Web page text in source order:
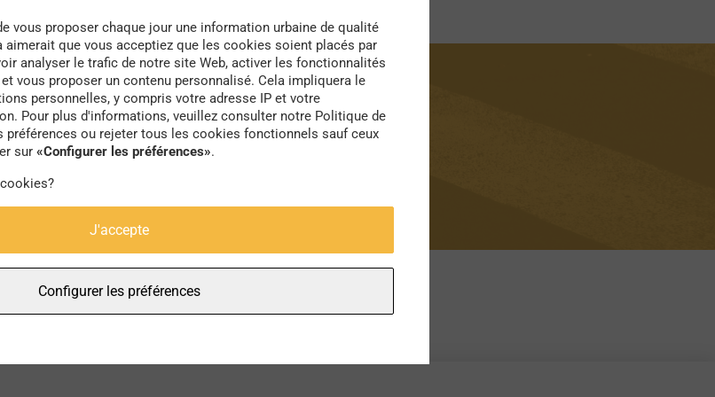
vous proposer chaque jour une information urbaine de qualité
aimerait que vous acceptiez que les cookies soient placés par
analyser le trafic de notre site Web, activer les fonctionnalités
et vous proposer un contenu personnalisé. Cela impliquera le
personnelles, y compris votre adresse IP et votre
Pour plus d'informations, veuillez consulter notre Politique de
préférences ou rejeter tous les cookies fonctionnels sauf ceux
sur «Configurer les préférences».
J'accepte
Configurer les préférences